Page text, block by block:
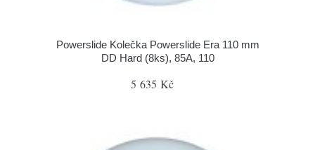
Powerslide Kolečka Powerslide Era 110 mm
DD Hard (8ks), 85A, 110
5 635 Kč